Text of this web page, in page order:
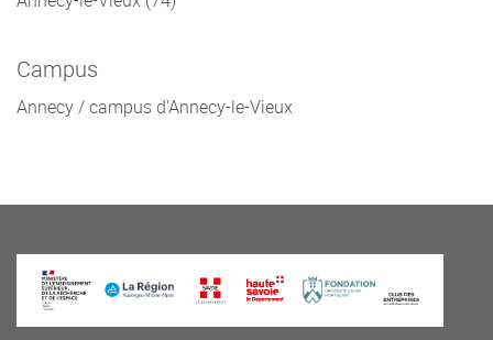
Campus
Annecy / campus d'Annecy-le-Vieux